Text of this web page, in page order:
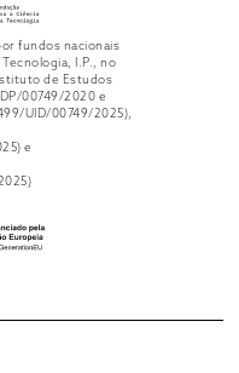
fundos nacionais
I.P., no
de Estudos
00749/2020 e
UID/00749/2025),
e